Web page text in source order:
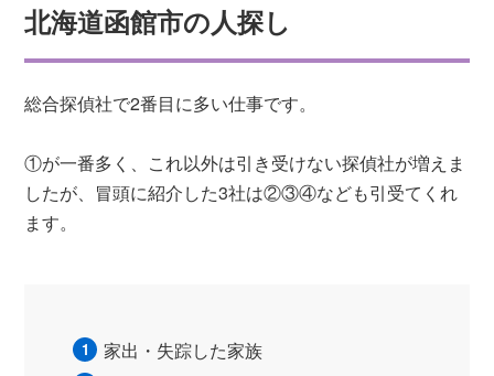
北海道函館市の人探し
総合探偵社で2番目に多い仕事です。
①が一番多く、これ以外は引き受けない探偵社が増えま
したが、冒頭に紹介した3社は②③④なども引受てくれ
ます。
家出・失踪した家族